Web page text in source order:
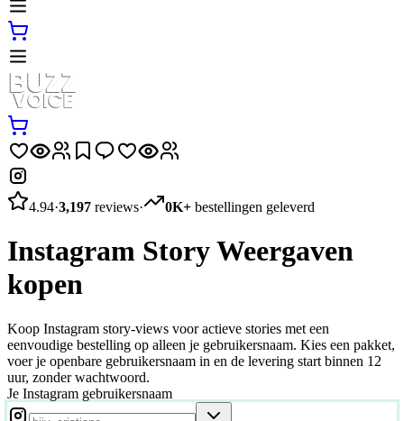
4.94·3,197 reviews· 0K+ bestellingen geleverd
Instagram Story Weergaven
kopen
Koop Instagram story-views voor actieve stories met een
eenvoudige bestelling op alleen je gebruikersnaam. Kies een pakket,
voer je openbare gebruikersnaam in en de levering start binnen 12
uur, zonder wachtwoord.
Je Instagram gebruikersnaam